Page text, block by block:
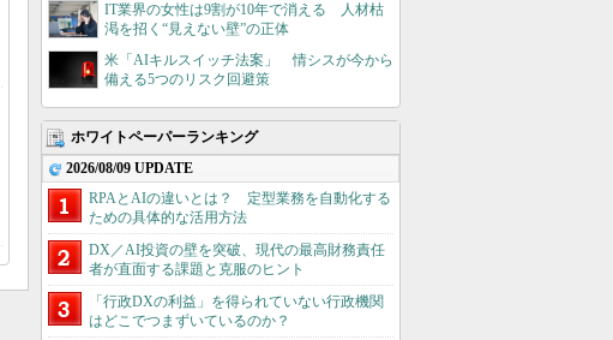
IT業界の女性は9割が10年で消える 人材枯
渇を招く“見えない壁”の正体
米「AIキルスイッチ法案」 情シスが今から
備える5つのリスク回避策
ホワイトペーパーランキング
2026/08/09 UPDATE
RPAとAIの違いとは？ 定型業務を自動化する
ための具体的な活用方法
DX／AI投資の壁を突破、現代の最高財務責任
者が直面する課題と克服のヒント
「行政DXの利益」を得られていない行政機関
はどこでつまずいているのか？